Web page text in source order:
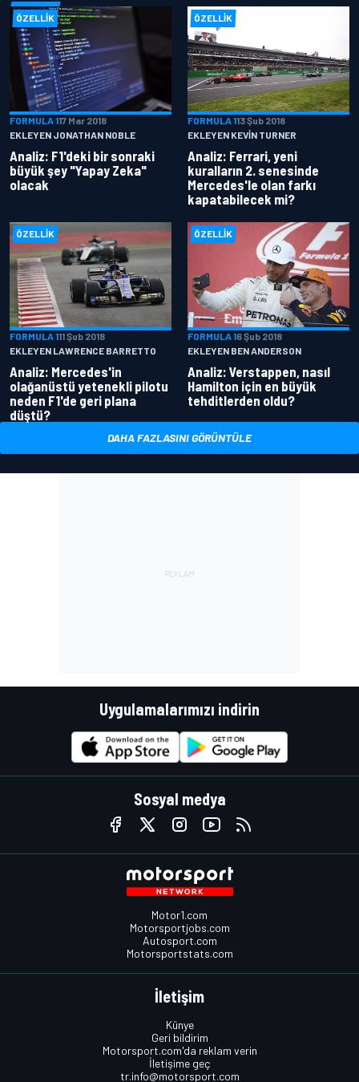
ÖZELLIK
FORMULA 117 Mar 2018
EKLEYEN JONATHAN NOBLE
Analiz: F1'deki bir sonraki
büyük şey "Yapay Zeka"
olacak
ÖZELLIK
FORMULA 113 Şub 2018
EKLEYEN KEVIN TURNER
Analiz: Ferrari, yeni
kuralların 2. senesinde
Mercedes'le olan farkı
kapatabilecek mi?
ÖZELLIK
FORMULA 111 Şub 2018
EKLEYEN LAWRENCE BARRETTO
Analiz: Mercedes'in
olağanüstü yetenekli pilotu
neden F1'de geri plana
düştü?
ÖZELLIK
FORMULA 16 Şub 2018
EKLEYEN BEN ANDERSON
Analiz: Verstappen, nasıl
Hamilton için en büyük
tehditlerden oldu?
DAHA FAZLASINI GÖRÜNTÜLE
Uygulamalarımızı indirin
Sosyal medya
Motor1.com
Motorsportjobs.com
Autosport.com
Motorsportstats.com
İletişim
Künye
Geri bildirim
Motorsport.com'da reklam verin
İletişime geç
tr.info@motorsport.com